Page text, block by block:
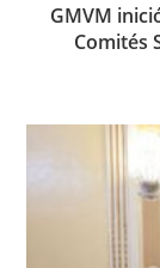
GMVM
Comités